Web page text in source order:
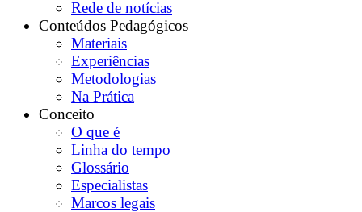
Rede de notícias
Conteúdos Pedagógicos
Materiais
Experiências
Metodologias
Na Prática
Conceito
O que é
Linha do tempo
Glossário
Especialistas
Marcos legais